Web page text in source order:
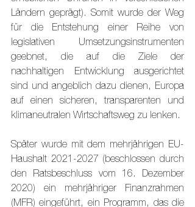
Ländern geprägt). Somit wurde der Weg
für die Entstehung einer Reihe von
legislativen Umsetzungsinstrumenten
geebnet, die auf die Ziele der
nachhaltigen Entwicklung ausgerichtet
sind und angeblich dazu dienen, Europa
auf einen sicheren, transparenten und
klimaneutralen Wirtschaftsweg zu lenken.
Später wurde mit dem mehrjährigen EU-
Haushalt 2021-2027 (beschlossen durch
den Ratsbeschluss vom 16. Dezember
2020) ein mehrjähriger Finanzrahmen
(MFR) eingeführt, ein Programm, das die